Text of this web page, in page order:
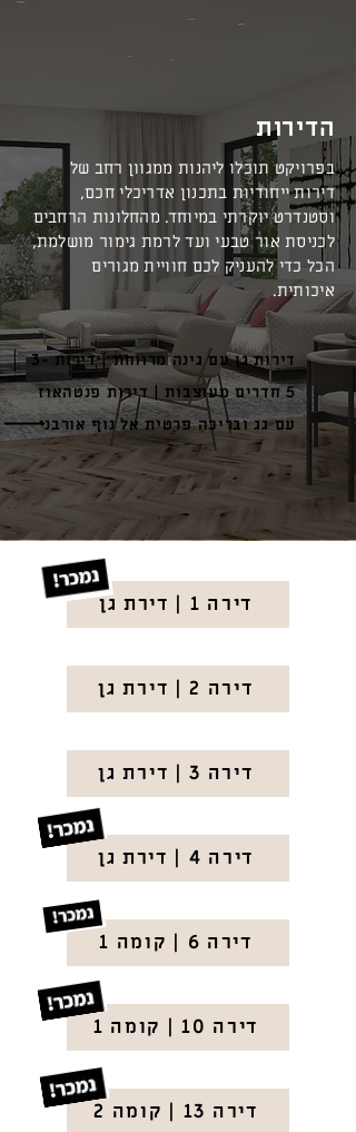
הדירות
בפרויקט תוכלו ליהנות ממגוון רחב של
דירות ייחודיות בתכנון אדריכלי חכם,
וסטנדרט יוקרתי במיוחד. מהחלונות הרחבים
לכניסת אור טבעי ועד לרמת גימור מושלמת,
הכל כדי להעניק לכם חוויית מגורים
איכותית.
דירות גן עם גינה מרווחת | דירות 3-
5 חדרים מעוצבות | דירות פנטהאוז
עם גג ובריכה פרטית אל נוף אורבני
דירה 1 | דירת גן
דירה 2 | דירת גן
דירה 3 | דירת גן
דירה 4 | דירת גן
דירה 6 | קומה 1
דירה 10 | קומה 1
דירה 13 | קומה 2